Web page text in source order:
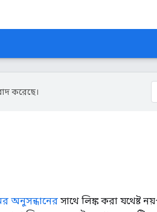
করেছে।
অনুসন্ধানের সাথে লিঙ্ক করা যথেষ্ট